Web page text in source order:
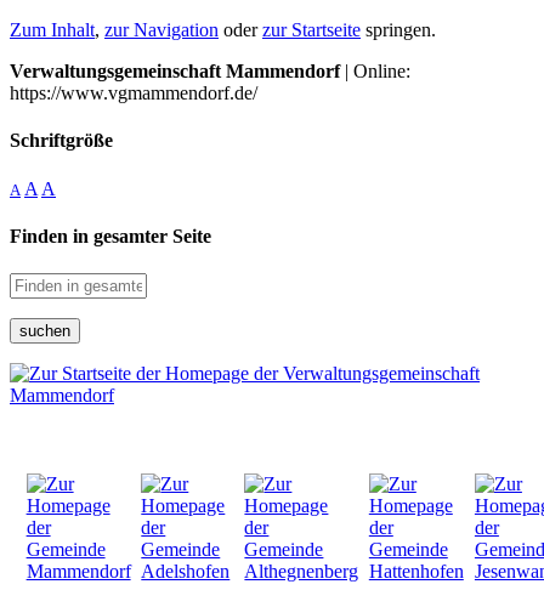
Zum Inhalt, zur Navigation oderzur Startseite springen.
Verwaltungsgemeinschaft Mammendorf| Online:
https://www.vgmammendorf.de/
Schriftgröße
A A A
Finden in gesamter Seite
suchen